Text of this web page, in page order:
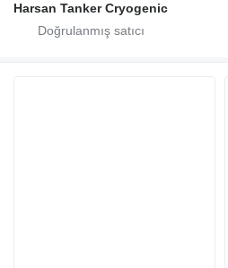
Harsan Tanker Cryogenic